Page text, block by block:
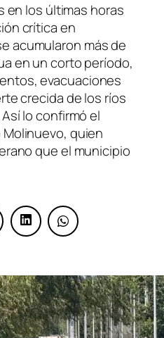
en los últimas horas
crítica en
acumularon más de
en un corto período,
evacuaciones
crecida de los ríos
lo confirmó el
quien
que el municipio